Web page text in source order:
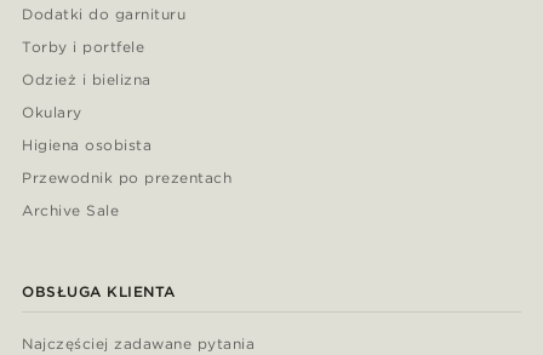
Dodatki do garnituru
Torby i portfele
Odzież i bielizna
Okulary
Higiena osobista
Przewodnik po prezentach
Archive Sale
OBSŁUGA KLIENTA
Najczęściej zadawane pytania